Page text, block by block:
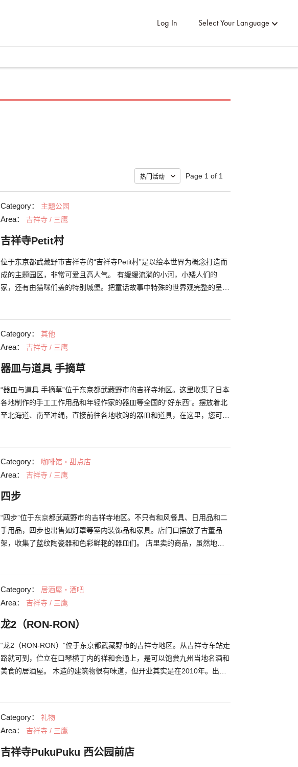
Log In Select Your Language
Page 1 of 1
Category： 主题公园
Area： 吉祥寺 / 三鹰
吉祥寺Petit村
位于东京都武藏野市吉祥寺的“吉祥寺Petit村”是以绘本世界为概念打造而
成的主题园区，非常可爱且高人气。 有缓缓流淌的小河，小矮人们的
家，还有由猫咪们盖的特别城堡。把童话故事中特殊的世界观完整的呈现
Category： 其他
Area： 吉祥寺 / 三鹰
器皿与道具 手摘草
“器皿与道具 手摘草”位于东京都武藏野市的吉祥寺地区。这里收集了日本
各地制作的手工工作用品和年轻作家的器皿等全国的“好东西”。摆放着北
至北海道、南至冲绳，直接前往各地收购的器皿和道具，在这里，您可以
手工作品，因为继承者越来越少，有很多作品可能有朝一日就再也买不到
了。请一定要来看看只有在这里才能邂逅的各种充满名工巧思和绝技的手
工作品。
Category： 咖啡馆・甜点店
Area： 吉祥寺 / 三鹰
四步
“四步”位于东京都武蔵野市的吉祥寺地区。不只有和风餐具、日用品和二
手用品，四步也出售如灯罩等室内装饰品和家具。店门口摆放了古董品
架，收集了蓝纹陶瓷器和色彩鲜艳的器皿们。 店里卖的商品，虽然地方
道的暖心午餐。有时也会使用与店内商品相同的餐具，并备有当日精选午
餐，可以让心和胃都获得满足，让您度过奢侈的时间。
Category： 居酒屋・酒吧
Area： 吉祥寺 / 三鹰
龙2（RON-RON）
“龙2（RON-RON）”位于东京都武藏野市的吉祥寺地区。从吉祥寺车站走
路就可到，伫立在口琴横丁内的祥和会通上，是可以饱尝九州当地名酒和
美食的居酒屋。 木造的建筑物很有味道，但开业其实是在2010年。出身
州产的烧酒味道很相配。 平日周一～四限定提供可以在中午品尝到手工
煎饺的午市套餐，但2019年9月开始，因店长身体状况不佳，中午暂停营
业。
Category： 礼物
Area： 吉祥寺 / 三鹰
吉祥寺PukuPuku 西公园前店